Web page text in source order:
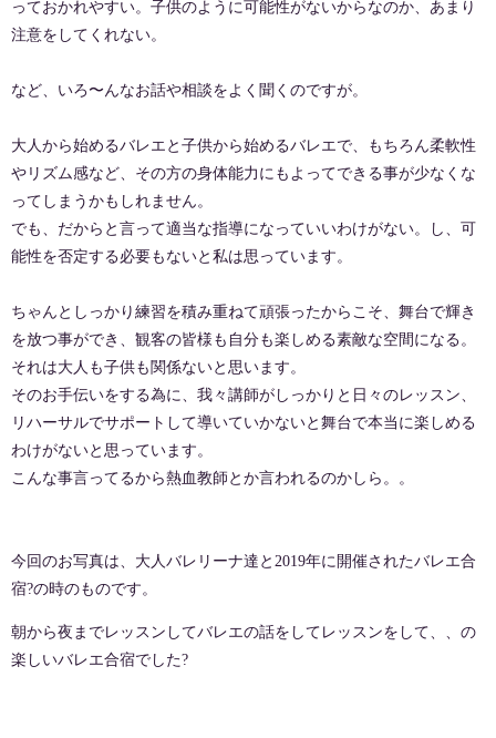
っておかれやすい。子供のように可能性がないからなのか、あまり
注意をしてくれない。
など、いろ〜んなお話や相談をよく聞くのですが。
大人から始めるバレエと子供から始めるバレエで、もちろん柔軟性
やリズム感など、その方の身体能力にもよってできる事が少なくな
ってしまうかもしれません。
でも、だからと言って適当な指導になっていいわけがない。し、可
能性を否定する必要もないと私は思っています。
ちゃんとしっかり練習を積み重ねて頑張ったからこそ、舞台で輝き
を放つ事ができ、観客の皆様も自分も楽しめる素敵な空間になる。
それは大人も子供も関係ないと思います。
そのお手伝いをする為に、我々講師がしっかりと日々のレッスン、
リハーサルでサポートして導いていかないと舞台で本当に楽しめる
わけがないと思っています。
こんな事言ってるから熱血教師とか言われるのかしら。。
今回のお写真は、大人バレリーナ達と2019年に開催されたバレエ合
宿?の時のものです。
朝から夜までレッスンしてバレエの話をしてレッスンをして、、の
楽しいバレエ合宿でした?